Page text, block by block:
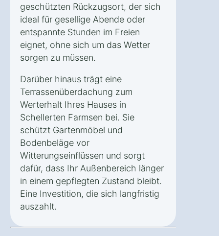
geschützten Rückzugsort, der sich
ideal für gesellige Abende oder
entspannte Stunden im Freien
eignet, ohne sich um das Wetter
sorgen zu müssen.
Darüber hinaus trägt eine
Terrassenüberdachung zum
Werterhalt Ihres Hauses in
Schellerten Farmsen bei. Sie
schützt Gartenmöbel und
Bodenbeläge vor
Witterungseinflüssen und sorgt
dafür, dass Ihr Außenbereich länger
in einem gepflegten Zustand bleibt.
Eine Investition, die sich langfristig
auszahlt.